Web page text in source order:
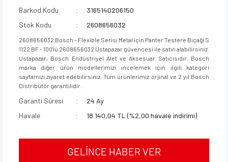
Barkod Kodu
3165140206150
Stok Kodu
2608656032
2608656032 Bosch - Flexible Serisi Metal için Panter Testere Bıçağı S
1122 BF - 100'lü 2608656032 Ustapazar güvencesi ile satın alabilirsiniz.
Ustapazar, Bosch Endüstriyel Alet ve Aksesuar Satıcısıdır. Bosch
marka diğer ürün modellerimizi incelemek için ilgili kategori
sayfamızı ziyaret edebilirsiniz. Tüm ürünlerimiz orjinal ve 2 yıl Bosch
Distribütör garantilidir.
Garanti Süresi
24 Ay
Havale
18.140,04 TL (%2,00 havale indirimi)
GELİNCE HABER VER